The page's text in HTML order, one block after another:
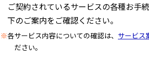
ご契約されているサービスの各種お手
下のご案内をご確認ください。
※各サービス内容についての確認は、 サービス
ださい。